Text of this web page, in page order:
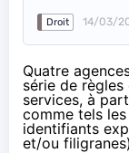
Droit 14/03/
Quatre
série de
services, à
comme tels
identifiants
et/ou